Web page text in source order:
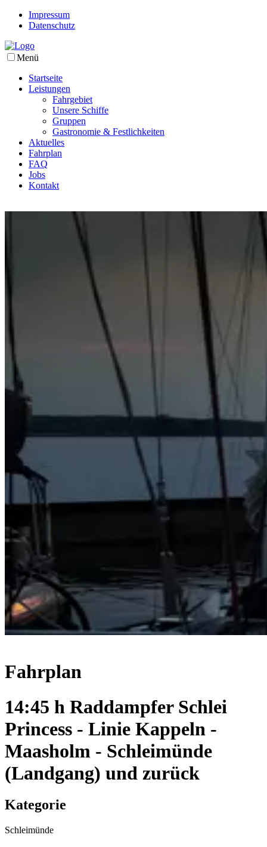
Impressum
Datenschutz
Menü
Startseite
Leistungen
Fahrgebiet
Unsere Schiffe
Gruppen
Gastronomie & Festlichkeiten
Aktuelles
Fahrplan
FAQ
Jobs
Kontakt
Fahrplan
14:45 h Raddampfer Schlei
Princess - Linie Kappeln -
Maasholm - Schleimünde
(Landgang) und zurück
Kategorie
Schleimünde